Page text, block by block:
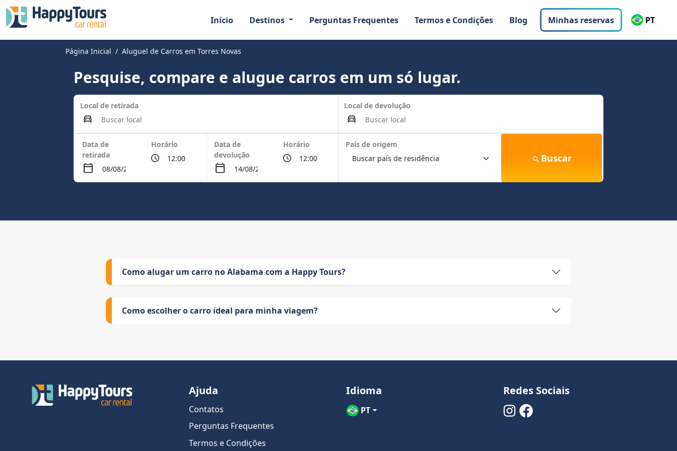
Início Destinos Perguntas Frequentes Termos e Condições Blog Minhas reservas PT
Página Inicial Aluguel de Carros em Torres Novas
Pesquise, compare e alugue carros em um só lugar.
Local de retirada Local de devolução
Data de
retirada
Horário
Data de
devolução
Horário País de origem
Buscar
Como alugar um carro no Alabama com a Happy Tours?
Como escolher o carro ideal para minha viagem?
Ajuda
Contatos
Perguntas Frequentes
Termos e Condições
Idioma
PT
Redes Sociais